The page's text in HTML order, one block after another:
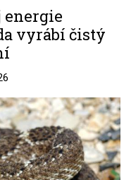
energie
vyrábí čistý